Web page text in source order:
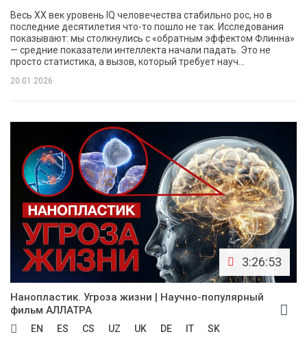
Весь XX век уровень IQ человечества стабильно рос, но в
последние десятилетия что-то пошло не так. Исследования
показывают: мы столкнулись с «обратным эффектом Флинна»
— средние показатели интеллекта начали падать. Это не
просто статистика, а вызов, который требует науч...
20.01.2026
3:26:53
Нанопластик. Угроза жизни | Научно-популярный
фильм АЛЛАТРА
EN ES CS UZ UK DE IT
SK